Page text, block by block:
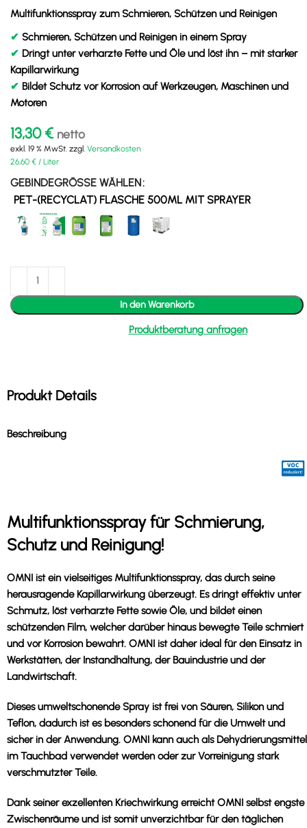
Multifunktionsspray zum Schmieren, Schützen und Reinigen
✔ Schmieren, Schützen und Reinigen in einem Spray
✔ Dringt unter verharzte Fette und Öle und löst ihn – mit starker
Kapillarwirkung
✔ Bildet Schutz vor Korrosion auf Werkzeugen, Maschinen und
Motoren
13,30€ netto
exkl. 19 % MwSt. zzgl. Versandkosten
26,60 € / Liter
GEBINDEGRÖSSE WÄHLEN
PET-(RECYCLAT) FLASCHE 500ML MIT SPRAYER
In den Warenkorb
Produktberatung anfragen
Produkt Details
Beschreibung
Multifunktionsspray für Schmierung,
Schutz und Reinigung!
OMNI ist ein vielseitiges Multifunktionsspray, das durch seine
herausragende Kapillarwirkung überzeugt. Es dringt effektiv unter
Schmutz, löst verharzte Fette sowie Öle, und bildet einen
schützenden Film, welcher darüber hinaus bewegte Teile schmiert
und vor Korrosion bewahrt. OMNI ist daher ideal für den Einsatz in
Werkstätten, der Instandhaltung, der Bauindustrie und der
Landwirtschaft.
Dieses umweltschonende Spray ist frei von Säuren, Silikon und
Teflon, dadurch ist es besonders schonend für die Umwelt und
sicher in der Anwendung. OMNI kann auch als Dehydrierungsmittel
im Tauchbad verwendet werden oder zur Vorreinigung stark
verschmutzter Teile.
Dank seiner exzellenten Kriechwirkung erreicht OMNI selbst engste
Zwischenräume und ist somit unverzichtbar für den täglichen